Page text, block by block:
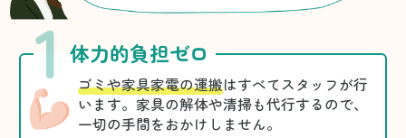
1 体力的負担ゼロ
ゴミや家具家電の運搬はすべてスタッフが行
います。家具の解体や清掃も代行するので、
一切の手間をおかけしません。